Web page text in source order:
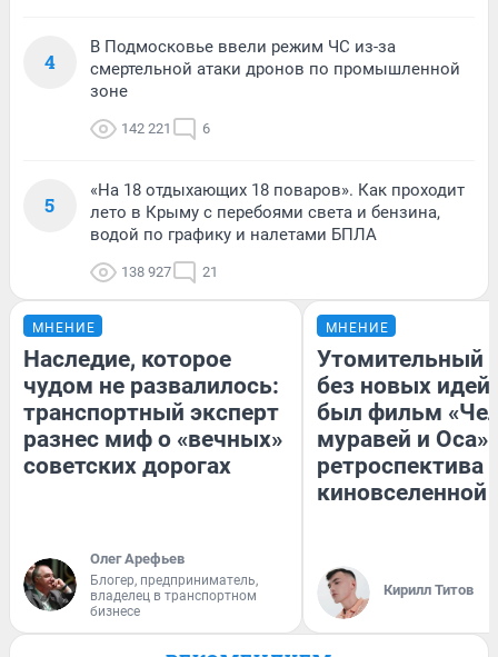
4
В Подмосковье ввели режим ЧС из-за
смертельной атаки дронов по промышленной
зоне
142 221 6
5
«На 18 отдыхающих 18 поваров». Как проходит
лето в Крыму с перебоями света и бензина,
водой по графику и налетами БПЛА
138 927 21
МНЕНИЕ
Наследие, которое
чудом не развалилось:
транспортный эксперт
разнес миф о «вечных»
советских дорогах
Олег Арефьев
Блогер, предприниматель,
владелец в транспортном
бизнесе
МНЕНИЕ
Утомительный
без новых
был фильм
муравей и Оса»
ретроспектива
киновселенной
Кирилл Титов